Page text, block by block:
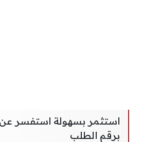
استثمر بسهولة استفسر
برقم الطلب